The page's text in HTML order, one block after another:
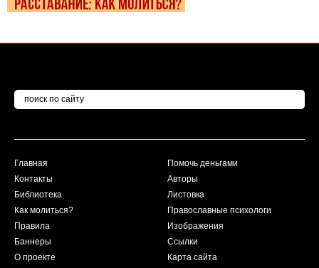
Главная
Контакты
Библиотека
Как молиться?
Правила
Баннеры
О проекте
Помочь деньгами
Авторы
Листовка
Православные психологи
Изображения
Ссылки
Карта сайта